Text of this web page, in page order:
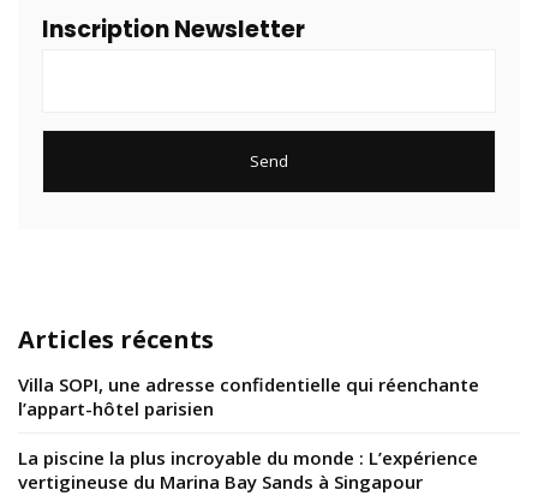
Inscription Newsletter
Articles récents
Villa SOPI, une adresse confidentielle qui réenchante
l’appart-hôtel parisien
La piscine la plus incroyable du monde : L’expérience
vertigineuse du Marina Bay Sands à Singapour